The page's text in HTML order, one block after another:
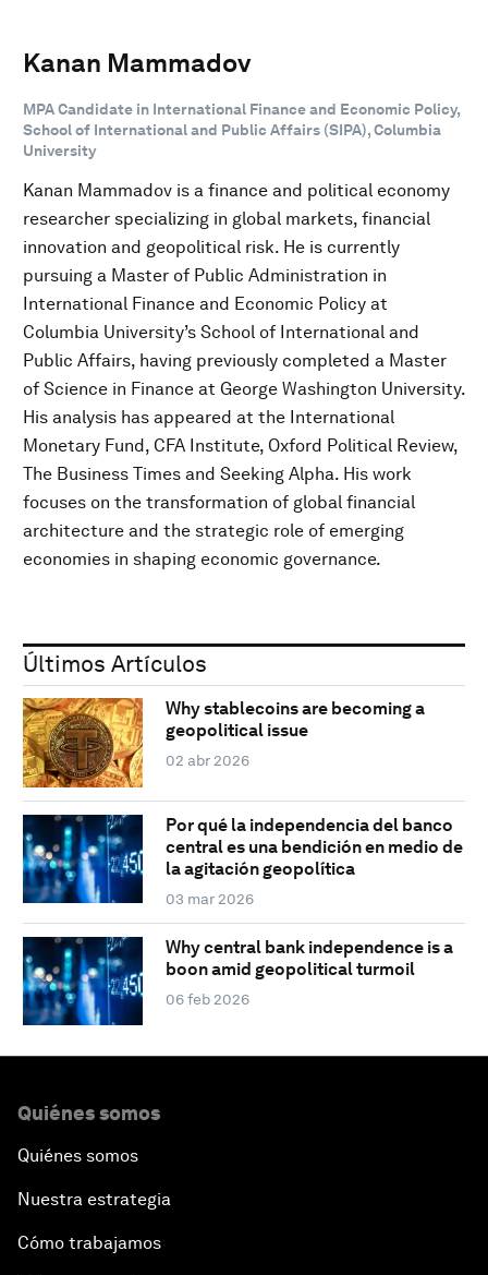
Kanan Mammadov
MPA Candidate in International Finance and Economic Policy,
School of International and Public Affairs (SIPA), Columbia
University
Kanan Mammadov is a finance and political economy
researcher specializing in global markets, financial
innovation and geopolitical risk. He is currently
pursuing a Master of Public Administration in
International Finance and Economic Policy at
Columbia University’s School of International and
Public Affairs, having previously completed a Master
of Science in Finance at George Washington University.
His analysis has appeared at the International
Monetary Fund, CFA Institute, Oxford Political Review,
The Business Times and Seeking Alpha. His work
focuses on the transformation of global financial
architecture and the strategic role of emerging
economies in shaping economic governance.
Últimos Artículos
Why stablecoins are becoming a
geopolitical issue
02 abr 2026
Por qué la independencia del banco
central es una bendición en medio de
la agitación geopolítica
03 mar 2026
Why central bank independence is a
boon amid geopolitical turmoil
06 feb 2026
Quiénes somos
Quiénes somos
Nuestra estrategia
Cómo trabajamos